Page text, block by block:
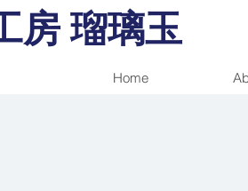
房 瑠璃玉
Home